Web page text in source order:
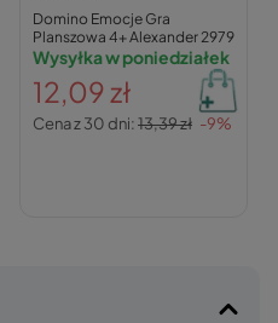
Domino Emocje Gra
Planszowa 4+ Alexander 2979
Wysyłka w poniedziałek
12,09 zł
Cena z 30 dni:13,39 zł -9%